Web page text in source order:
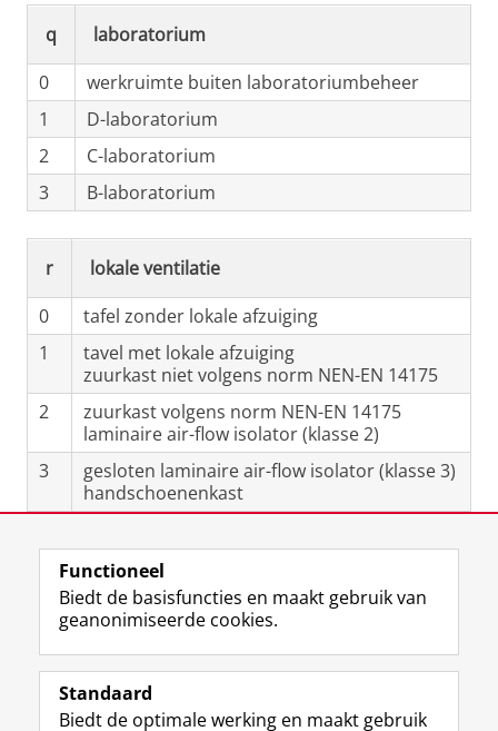
q
laboratorium
0
werkruimte buiten laboratoriumbeheer
1
D-laboratorium
2
C-laboratorium
3
B-laboratorium
r
lokale ventilatie
0
tafel zonder lokale afzuiging
1
tavel met lokale afzuiging
zuurkast niet volgens norm NEN-EN 14175
2
zuurkast volgens norm NEN-EN 14175
laminaire air-flow isolator (klasse 2)
3
gesloten laminaire air-flow isolator (klasse 3)
handschoenenkast
Laatst gewijzigd: 11 december 2025 12:27
Volg de RUG
F
a
e
L
i
k
R
S
-
I
n
t
Y
o
T
Functioneel
Biedt de basisfuncties en maakt gebruik van
geanonimiseerde cookies.
Standaard
Biedt de optimale werking en maakt gebruik